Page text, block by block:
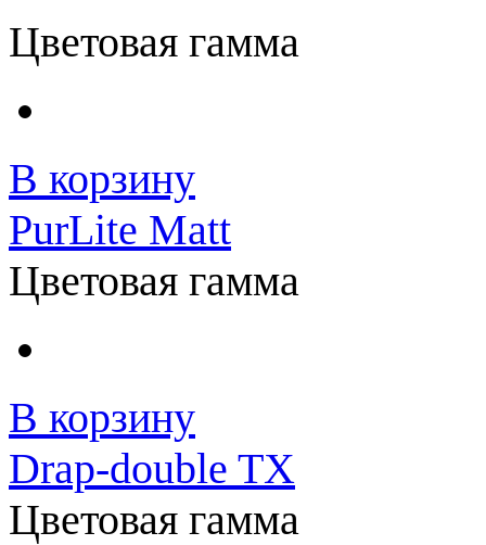
Цветовая гамма
В корзину
PurLite Matt
Цветовая гамма
В корзину
Drap-double TX
Цветовая гамма